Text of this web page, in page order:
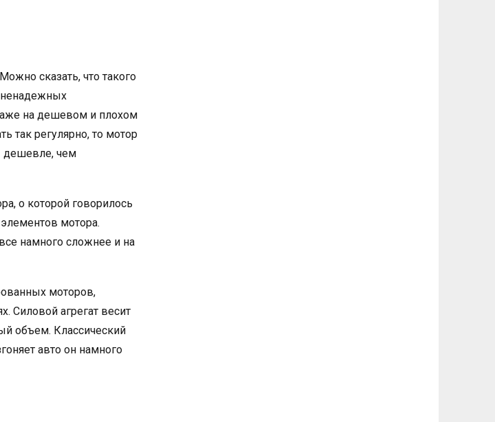
сказать, что такого
ненадежных
на дешевом и плохом
так регулярно, то мотор
дешевле, чем
о которой говорилось
мотора.
намного сложнее и на
моторов,
Силовой агрегат весит
объем. Классический
авто он намного